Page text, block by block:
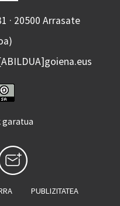
· 20500 Arrasate
garatua
PUBLIZITATEA